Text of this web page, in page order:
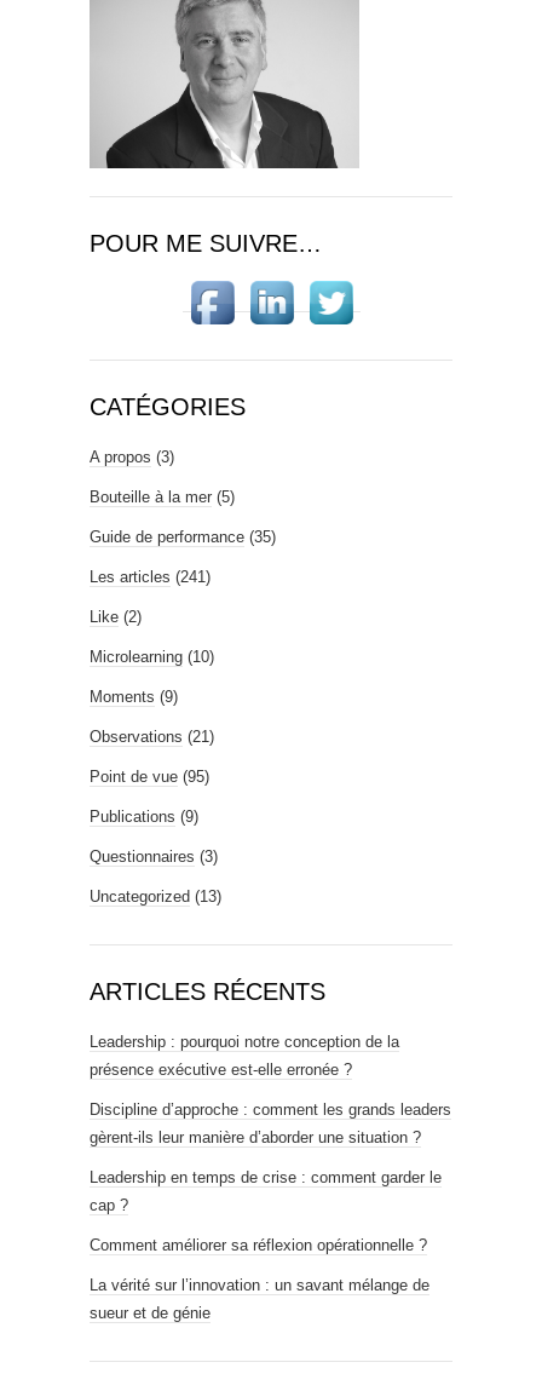
POUR ME SUIVRE…
CATÉGORIES
A propos (3)
Bouteille à la mer (5)
Guide de performance (35)
Les articles (241)
Like (2)
Microlearning (10)
Moments (9)
Observations (21)
Point de vue (95)
Publications (9)
Questionnaires (3)
Uncategorized (13)
ARTICLES RÉCENTS
Leadership : pourquoi notre conception de la
présence exécutive est-elle erronée ?
Discipline d’approche : comment les grands leaders
gèrent-ils leur manière d’aborder une situation ?
Leadership en temps de crise : comment garder le
cap ?
Comment améliorer sa réflexion opérationnelle ?
La vérité sur l’innovation : un savant mélange de
sueur et de génie